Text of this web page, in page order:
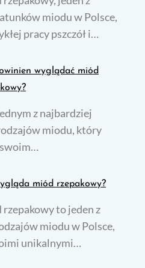
miodu w Polsce,
pracy pszczół i…
wyglądać miód
z najbardziej
miodu, który
miód rzepakowy?
to jeden z
miodu w Polsce,
unikalnymi…